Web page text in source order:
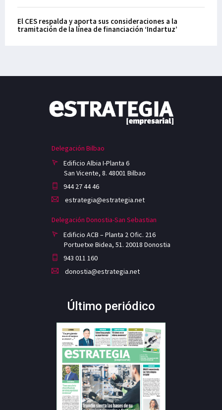
El CES respalda y aporta sus consideraciones a la
tramitación de la línea de financiación ‘Indartuz’
Delegación Bilbao
Edificio Albia I-Planta 6
San Vicente, 8. 48001 Bilbao
944 27 44 46
estrategia@estrategia.net
Delegación Donostia-San Sebastian
Edificio ACB – Planta 2 Ofic. 216
Portuetxe Bidea, 51. 20018 Donostia
943 011 160
donostia@estrategia.net
Último periódico